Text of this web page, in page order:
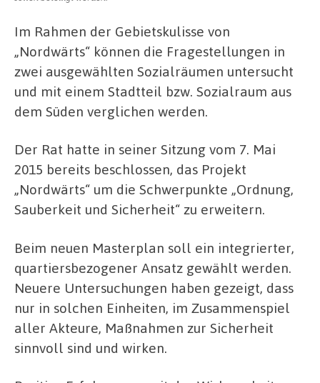
Im Rahmen der Gebietskulisse von
„Nordwärts“ können die Fragestellungen in
zwei ausgewählten Sozialräumen untersucht
und mit einem Stadtteil bzw. Sozialraum aus
dem Süden verglichen werden.
Der Rat hatte in seiner Sitzung vom 7. Mai
2015 bereits beschlossen, das Projekt
„Nordwärts“ um die Schwerpunkte „Ordnung,
Sauberkeit und Sicherheit“ zu erweitern.
Beim neuen Masterplan soll ein integrierter,
quartiersbezogener Ansatz gewählt werden.
Neuere Untersuchungen haben gezeigt, dass
nur in solchen Einheiten, im Zusammenspiel
aller Akteure, Maßnahmen zur Sicherheit
sinnvoll sind und wirken.